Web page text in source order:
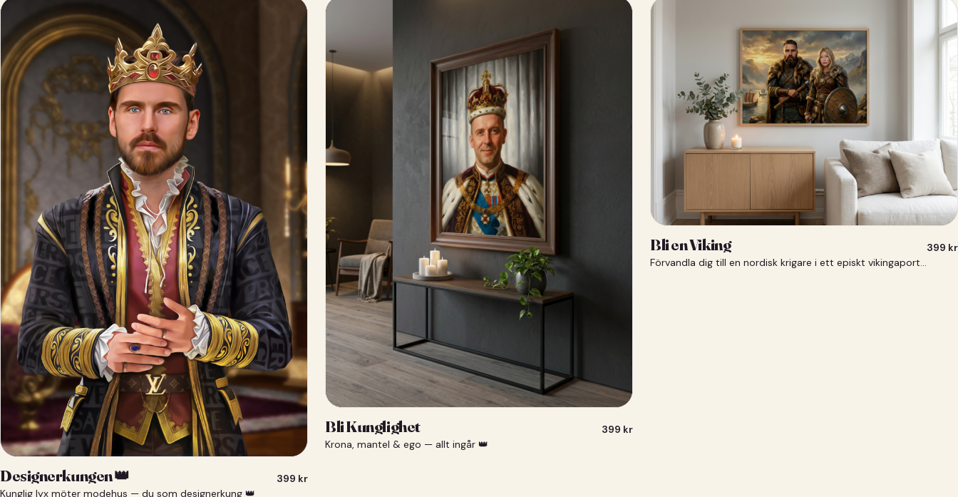
Designerkungen 👑
Kunglig lyx möter modehus — du som designerkung 👑
399 kr
Bli Kunglighet
Krona, mantel & ego — allt ingår 👑
399 kr
Bli en Viking
Förvandla dig till en nordisk krigare i ett episkt vikingaporträtt.
399 kr